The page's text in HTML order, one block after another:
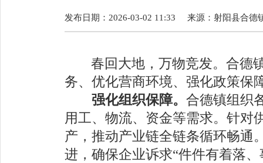
发布日期：2026-03-02 11:33 来源： 射阳县合德
春回大地，万物竞发。合德
务、优化营商环境、强化政策保
强化组织保障。 合德镇组织
用工、物流、资金等需求。针对
产，推动产业链全链条循环畅通
进，确保企业诉求“件件有着落